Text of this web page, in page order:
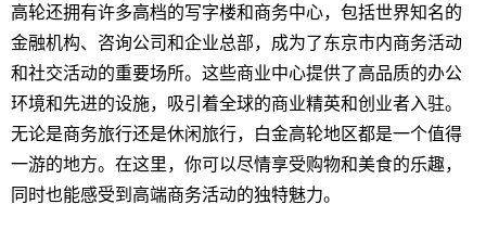
高轮还拥有许多高档的写字楼和商务中心，包括世界知名的
金融机构、咨询公司和企业总部，成为了东京市内商务活动
和社交活动的重要场所。这些商业中心提供了高品质的办公
环境和先进的设施，吸引着全球的商业精英和创业者入驻。
无论是商务旅行还是休闲旅行，白金高轮地区都是一个值得
一游的地方。在这里，你可以尽情享受购物和美食的乐趣，
同时也能感受到高端商务活动的独特魅力。